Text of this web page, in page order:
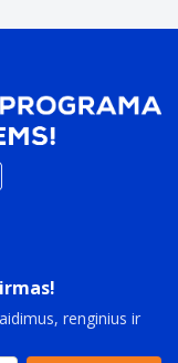
renginius ir